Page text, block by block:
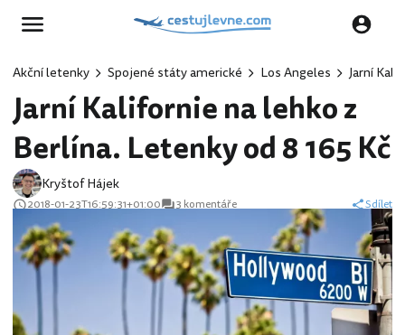
Akční letenky Spojené státy americké Los Angeles Jarní
Jarní Kalifornie na lehko z
Berlína. Letenky od 8 165 Kč
Kryštof Hájek
2018-01-23T16:59:31+01:00 3 komentáře Sdílet